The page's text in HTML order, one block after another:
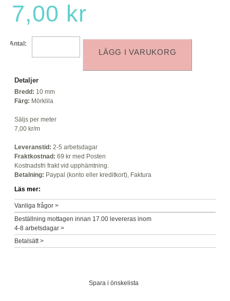
7,00 kr
Antal:
LÄGG I VARUKORG
Detaljer
Bredd: 10 mm
Färg: Mörklila
Säljs per meter
7,00 kr/m
Leveranstid: 2-5 arbetsdagar
Fraktkostnad: 69 kr med Posten
Kostnadsfri frakt vid upphämtning.
Betalning: Paypal (konto eller kreditkort), Faktura
Läs mer:
Vanliga frågor >
Beställning mottagen innan 17.00 levereras inom
4-8 arbetsdagar >
Betalsätt >
Spara i önskelista